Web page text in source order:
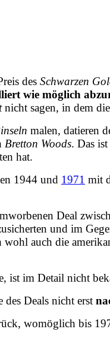
des Schwarzen
wie möglich
nicht sagen, in dem
malen, datieren
Bretton Woods. Das
hat.
1944 und 1971 mit
Deal
und im
auch die
ist im Detail nicht
des Deals nicht erst
womöglich bis